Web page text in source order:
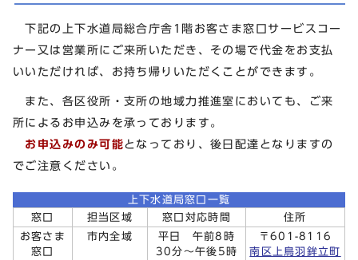
下記の上下水道局総合庁舎1階お客さま窓口サービスコー
ナー又は営業所にご来所いただき、その場で代金をお支払
いいただければ、お持ち帰りいただくことができます。
また、各区役所・支所の地域力推進室においても、ご来
所によるお申込みを承っております。
お申込みのみ可能となっており、後日配達となりますの
でご注意ください。
上下水道局窓口一覧
窓口
担当区域 窓口対応時間
住所
お客さま
窓口
市内全域
平日 午前8時
30分～午後5時
〒601-8116
南区上鳥羽鉾立町